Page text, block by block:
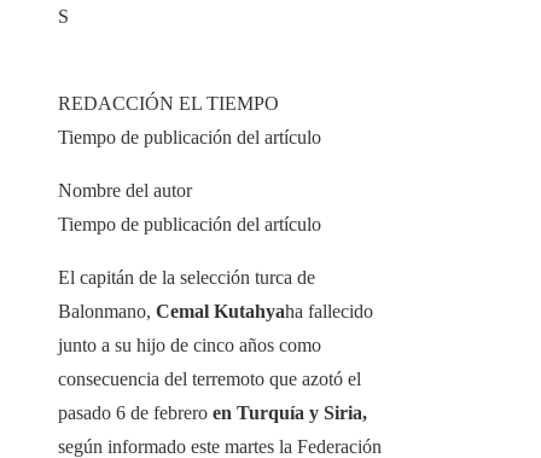
S
REDACCIÓN EL TIEMPO
Tiempo de publicación del artículo
Nombre del autor
Tiempo de publicación del artículo
El capitán de la selección turca de
Balonmano, Cemal Kutahyaha fallecido
junto a su hijo de cinco años como
consecuencia del terremoto que azotó el
pasado 6 de febrero en Turquía y Siria,
según informado este martes la Federación